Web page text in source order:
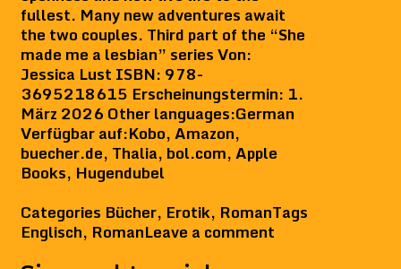
fullest. Many new adventures await
the two couples. Third part of the “She
made me a lesbian” series Von:
Jessica Lust ISBN: 978-
3695218615 Erscheinungstermin: 1.
März 2026 Other languages:German
Verfügbar auf:Kobo, Amazon,
buecher.de, Thalia, bol.com, Apple
Books, Hugendubel
Categories Bücher, Erotik, RomanTags
Englisch, RomanLeave a comment